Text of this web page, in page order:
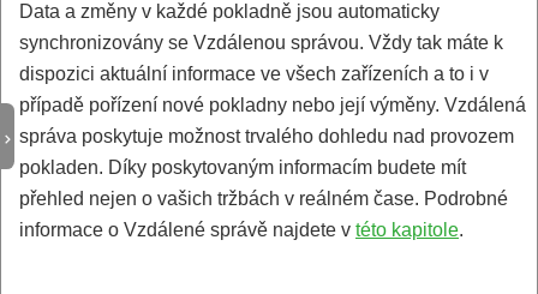
Data a změny v každé pokladně jsou automaticky
synchronizovány se Vzdálenou správou. Vždy tak máte k
dispozici aktuální informace ve všech zařízeních a to i v
případě pořízení nové pokladny nebo její výměny. Vzdálená
správa poskytuje možnost trvalého dohledu nad provozem
pokladen. Díky poskytovaným informacím budete mít
přehled nejen o vašich tržbách v reálném čase. Podrobné
informace o Vzdálené správě najdete vtéto kapitole.